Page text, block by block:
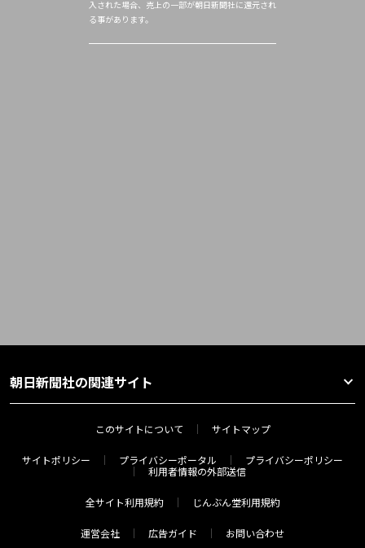
入された場合、売上の一部が朝日新聞社に還元され
る事があります。
朝日新聞社の関連サイト
このサイトについて サイトマップ
サイトポリシー プライバシーポータル
プライバシーポリシー
利用者情報の外部送信
全サイト利用規約 じんぶん堂利用規約
運営会社 広告ガイド お問い合わせ